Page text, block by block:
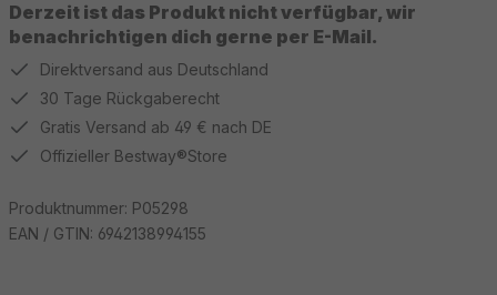
Derzeit ist das Produkt nicht verfügbar, wir
benachrichtigen dich gerne per E-Mail.
Direktversand aus Deutschland
30 Tage Rückgaberecht
Gratis Versand ab 49 € nach DE
Offizieller Bestway®Store
Produktnummer: P05298
EAN / GTIN: 6942138994155